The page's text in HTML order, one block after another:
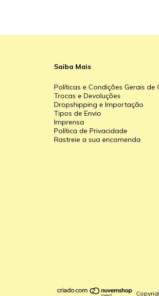
Saiba Mais
Políticas e Condições Gerais de
Trocas e Devoluções
Dropshipping e Importação
Tipos de Envio
Imprensa
Política de Privacidade
Rastreie a sua encomenda